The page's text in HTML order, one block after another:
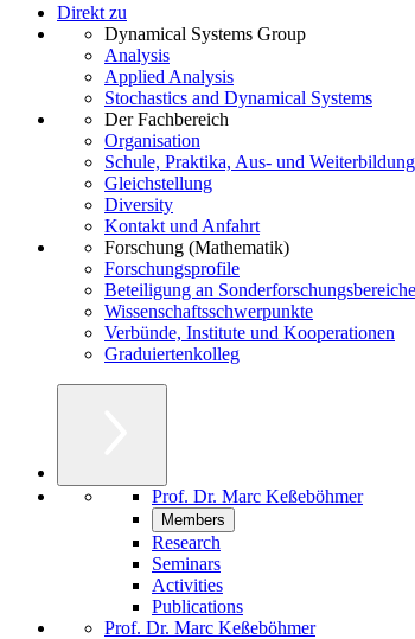
Direkt zu
Dynamical Systems Group
Analysis
Applied Analysis
Stochastics and Dynamical Systems
Der Fachbereich
Organisation
Schule, Praktika, Aus- und Weiterbildung
Gleichstellung
Diversity
Kontakt und Anfahrt
Forschung (Mathematik)
Forschungsprofile
Beteiligung an
Wissenschaftsschwerpunkte
Verbünde, Institute und Kooperationen
Graduiertenkolleg
Prof. Dr. Marc Keßeböhmer
Members
Research
Seminars
Activities
Publications
Prof. Dr. Marc Keßeböhmer